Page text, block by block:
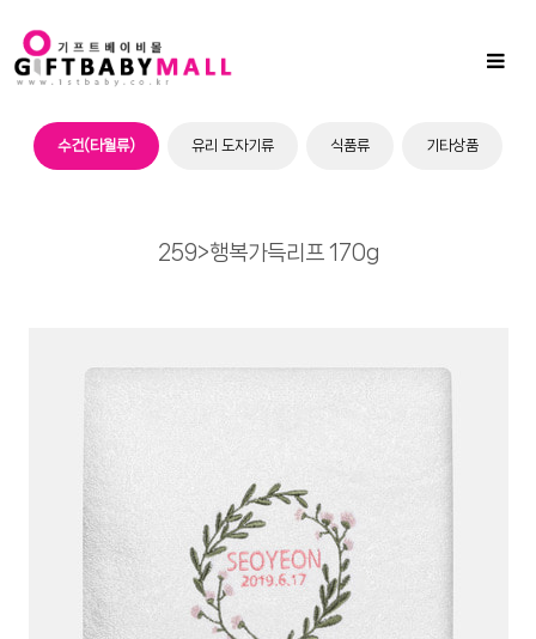
Toggle
Promotion
수건(타월류) 유리 도자기류 식품류 기타상품
259>행복가득리프 170g